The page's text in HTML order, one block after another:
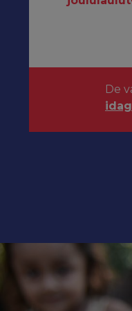
De
idag